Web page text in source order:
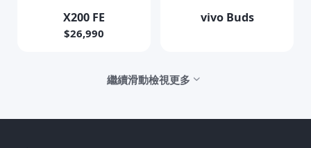
X200 FE
$26,990
vivo Buds
繼續滑動檢視更多